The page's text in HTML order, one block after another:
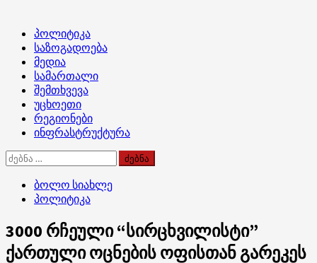
Primary
Menu
პოლიტიკა
საზოგადოება
მედია
სამართალი
შემთხვევა
უცხოეთი
რეგიონები
ინფრასტრუქტურა
ძებნა:
ბოლო სიახლე
პოლიტიკა
3000 რჩეული “სირცხვილისტი”
ქართული ოცნების ოფისთან გარეკეს